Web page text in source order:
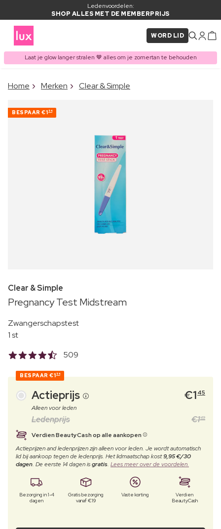
Ledenvoordelen:
SHOP ALLES MET DE MEMBERPRIJS
WORD LID
Laat je glow langer stralen 🤎 alles om je zomertan te behouden
ITEM TOEGEVOEGD AAN
Vaak samen gekocht met
Home Merken Clear & Simple
BESPAAR €1 54
Clear & Simple
Pregnancy Test Midstream
Zwangerschapstest
1 st
509
BESPAAR €1 54
Actieprijs €1 45
Alleen voor leden
Ledenprijs €149
Verdien BeautyCash op alle aankopen
Actieprijzen and ledenprijzen zijn alleen voor leden. Je wordt automatisch
lid bij aankoop tegen de ledenprijs. Het lidmaatschap kost9,95 €/30
dagen. De eerste 14 dagen isgratis. Lees meer over de voordelen.
Bezorging in 1-4
dagen
Gratis bezorging
vanaf €19
Vaste korting
Verdien
BeautyCash